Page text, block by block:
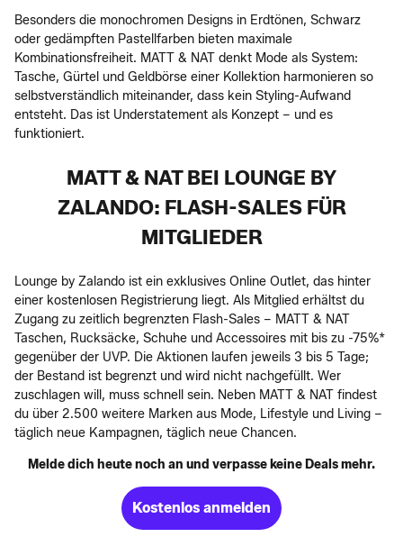
Besonders die monochromen Designs in Erdtönen, Schwarz
oder gedämpften Pastellfarben bieten maximale
Kombinationsfreiheit. MATT & NAT denkt Mode als System:
Tasche, Gürtel und Geldbörse einer Kollektion harmonieren so
selbstverständlich miteinander, dass kein Styling-Aufwand
entsteht. Das ist Understatement als Konzept – und es
funktioniert.
MATT & NAT BEI LOUNGE BY
ZALANDO: FLASH-SALES FÜR
MITGLIEDER
Lounge by Zalando ist ein exklusives Online Outlet, das hinter
einer kostenlosen Registrierung liegt. Als Mitglied erhältst du
Zugang zu zeitlich begrenzten Flash-Sales – MATT & NAT
Taschen, Rucksäcke, Schuhe und Accessoires mit bis zu -75%*
gegenüber der UVP. Die Aktionen laufen jeweils 3 bis 5 Tage;
der Bestand ist begrenzt und wird nicht nachgefüllt. Wer
zuschlagen will, muss schnell sein. Neben MATT & NAT findest
du über 2.500 weitere Marken aus Mode, Lifestyle und Living –
täglich neue Kampagnen, täglich neue Chancen.
Melde dich heute noch an und verpasse keine Deals mehr.
Kostenlos anmelden